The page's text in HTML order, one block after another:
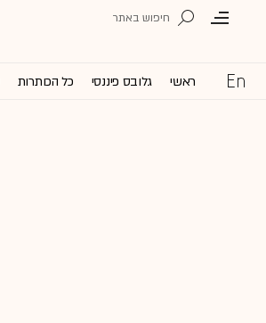
ראשי גלובס פיננסי כל הכותרות